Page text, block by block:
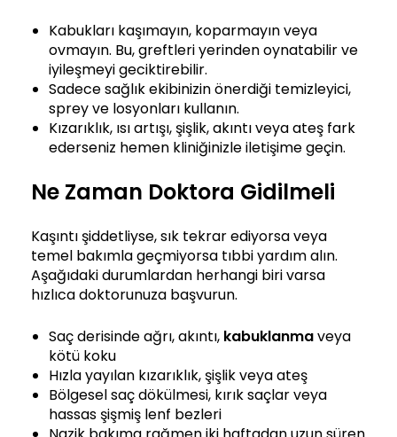
Kabukları kaşımayın, koparmayın veya
ovmayın. Bu, greftleri yerinden oynatabilir ve
iyileşmeyi geciktirebilir.
Sadece sağlık ekibinizin önerdiği temizleyici,
sprey ve losyonları kullanın.
Kızarıklık, ısı artışı, şişlik, akıntı veya ateş fark
ederseniz hemen kliniğinizle iletişime geçin.
Ne Zaman Doktora Gidilmeli
Kaşıntı şiddetliyse, sık tekrar ediyorsa veya
temel bakımla geçmiyorsa tıbbi yardım alın.
Aşağıdaki durumlardan herhangi biri varsa
hızlıca doktorunuza başvurun.
Saç derisinde ağrı, akıntı, kabuklanmaveya
kötü koku
Hızla yayılan kızarıklık, şişlik veya ateş
Bölgesel saç dökülmesi, kırık saçlar veya
hassas şişmiş lenf bezleri